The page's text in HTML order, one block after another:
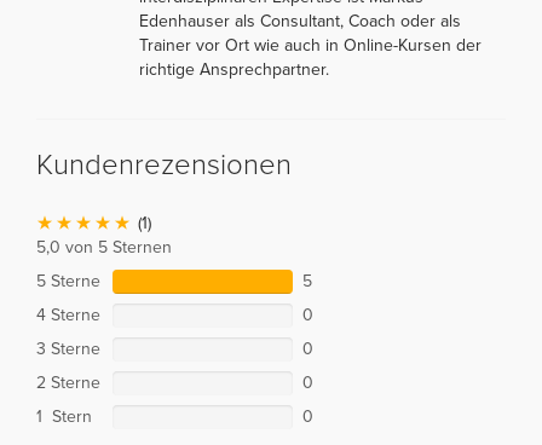
Edenhauser als Consultant, Coach oder als
Trainer vor Ort wie auch in Online-Kursen der
richtige Ansprechpartner.
Kundenrezensionen
(1)
5,0 von 5 Sternen
5 Sterne
5
4 Sterne
0
3 Sterne
0
2 Sterne
0
1 Stern
0